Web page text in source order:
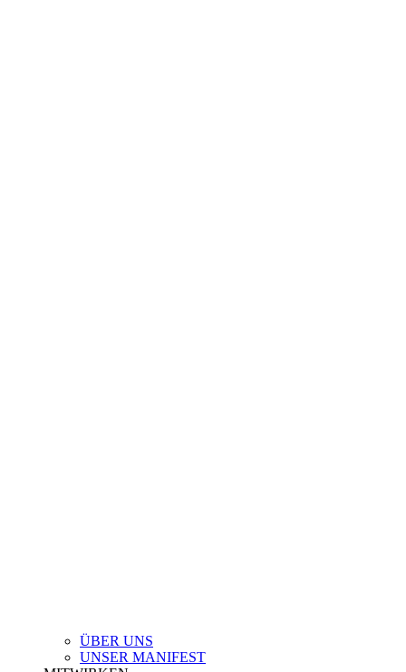
ÜBER UNS
UNSER MANIFEST